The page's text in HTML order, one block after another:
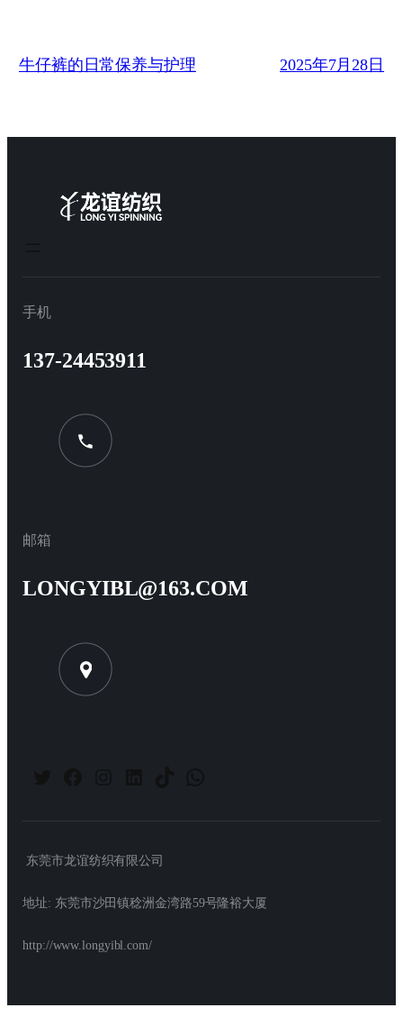
牛仔裤的日常保养与护理 2025年7月28日
手机
137-24453911
邮箱
LONGYIBL@163.COM
东莞市龙谊纺织有限公司
地址: 东莞市沙田镇稔洲金湾路59号隆裕大厦
http://www.longyibl.com/